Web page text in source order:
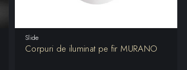
Slide
Corpuri de iluminat pe fir MURANO